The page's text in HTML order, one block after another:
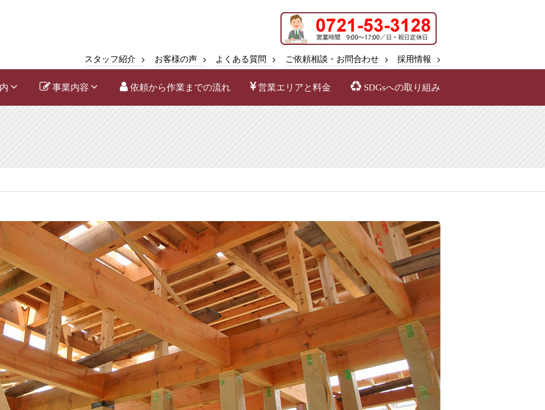
スタッフ紹介 お客様の声 よくある質問 ご依頼相談・お問合わせ 採用情報
事業内容 依頼から作業までの流れ 営業エリアと料金 SDGsへの取り組み